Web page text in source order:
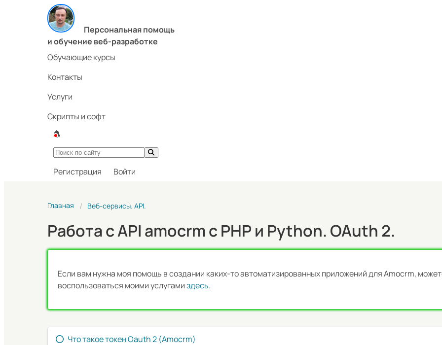
Персональная помощь
и обучение веб-разработке
Обучающие курсы
Контакты
Услуги
Скрипты и софт
Регистрация Войти
Главная Веб-сервисы. API.
Работа с API amocrm с PHP и Python. OAuth 2.
Если вам нужна моя помощь в создании каких-то автоматизированных приложений для Amocrm,
воспользоваться моими услугамиздесь.
Что такое токен Oauth 2 (Amocrm)